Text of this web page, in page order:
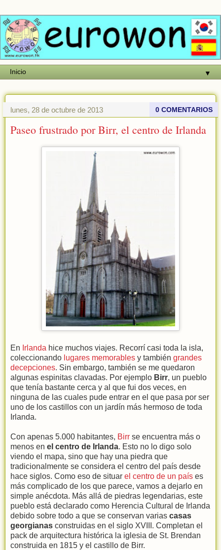
▼
lunes, 28 de octubre de 2013 0 COMENTARIOS
Paseo frustrado por Birr, el centro de Irlanda
En Irlanda hice muchos viajes. Recorrí casi toda la isla,
coleccionando lugares memorables y también grandes
decepciones. Sin embargo, también se me quedaron
algunas espinitas clavadas. Por ejemplo Birr, un pueblo
que tenía bastante cerca y al que fui dos veces, en
ninguna de las cuales pude entrar en el que pasa por ser
uno de los castillos con un jardín más hermoso de toda
Irlanda.
Con apenas 5.000 habitantes, Birr se encuentra más o
menos en el centro de Irlanda. Esto no lo digo solo
viendo el mapa, sino que hay una piedra que
tradicionalmente se considera el centro del país desde
hace siglos. Como eso de situar el centro de un país es
más complicado de los que parece, vamos a dejarlo en
simple anécdota. Más allá de piedras legendarias, este
pueblo está declarado como Herencia Cultural de Irlanda
debido sobre todo a que se conservan varias casas
georgianas construidas en el siglo XVIII. Completan el
pack de arquitectura histórica la iglesia de St. Brendan
construida en 1815 y el castillo de Birr.